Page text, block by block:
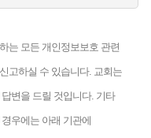
는 모든 개인정보보호 관련
고하실 수 있습니다. 교회는
변을 드릴 것입니다. 기타
우에는 아래 기관에